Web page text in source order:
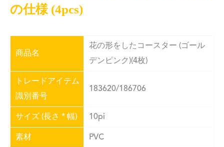
の仕様 (4pcs)
商品名
花の形をしたコースター (ゴール
デンピンク)(4枚)
トレードアイテム
識別番号
183620/186706
サイズ (長さ * 幅) 10pi
素材 PVC